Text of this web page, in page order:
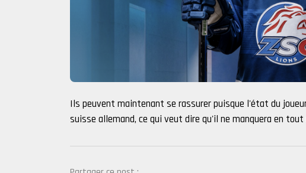
Ils peuvent maintenant se rassurer puisque l'état du
suisse allemand, ce qui veut dire qu'il ne manquera en